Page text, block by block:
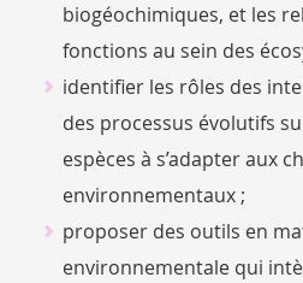
biogéochimiques, et les
fonctions au sein des
identifier les rôles des
des processus évolutifs
espèces à s’adapter aux
environnementaux ;
proposer des outils en
environnementale qui